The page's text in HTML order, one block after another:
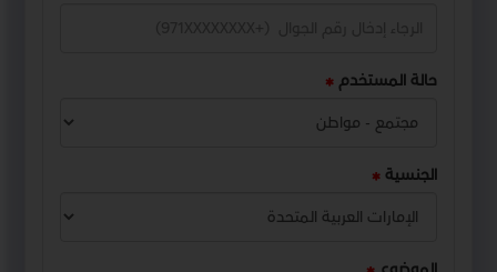
حالة المستخدم
الجنسية